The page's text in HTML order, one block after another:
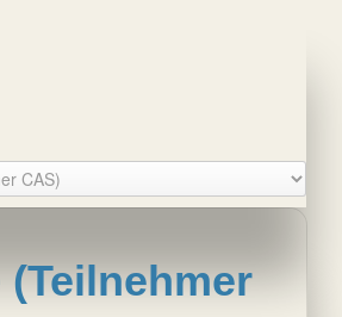
(Teilnehmer